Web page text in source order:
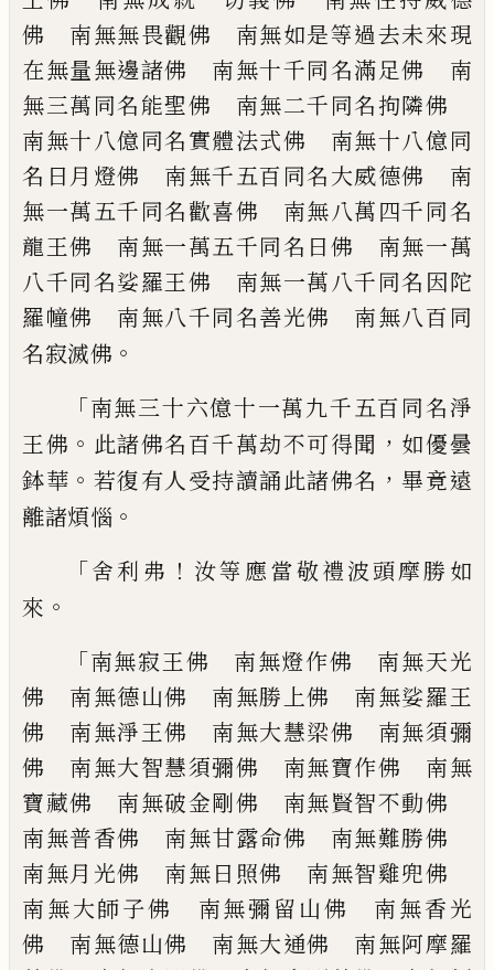
佛 南無無畏觀佛 南無如是等過去未來現
在無量無邊諸佛 南無十千同名滿足佛 南
無三萬同名能聖佛 南無二千同名拘隣佛
南無十八億同名實體法式佛 南無十八億同
名日 月燈佛 南無千五百同名大威德佛 南
無一萬五千同名歡喜佛 南無八萬四千同名
龍王佛 南無一萬五千同名日佛 南無一萬
八千同名娑羅王佛 南無一萬八千同名 因陀
羅幢佛 南無八千同名善光佛 南無八百同
名寂滅佛 。
「南無三十六億十一萬九千五百同名淨
王佛 。 此諸佛名百千萬劫不可得聞 ， 如優曇
鉢華 。 若復有人受持讀誦此諸佛名 ， 畢竟遠
離諸煩惱 。
「舍利弗 ！ 汝等應當敬禮波頭摩勝如
來 。
「南無寂王佛 南無燈作佛 南無天光
佛 南無德山佛 南無勝上佛 南無娑羅王
佛 南無淨王佛 南無大慧梁佛 南無須彌
佛 南無大智慧須彌佛 南無寶作佛 南無
寶藏佛 南無破金剛佛 南無賢智不動佛
南無普香佛 南無甘露命佛 南無難勝佛
南無月光佛 南無日照佛 南無智雞兜佛
南無大師子佛 南無彌留山佛 南無香光
佛 南無德山佛 南無大通佛 南無阿摩羅